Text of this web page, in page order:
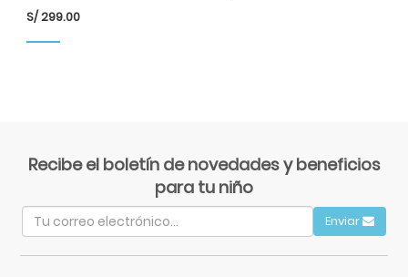
S/299.00
Recibe el boletín de novedades y beneficios
para tu niño
Enviar